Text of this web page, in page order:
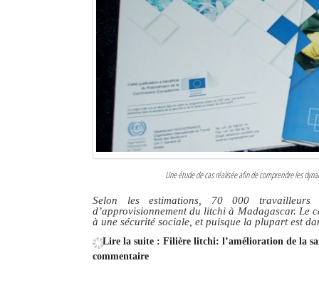
Une étude de cas réalisée afin de comprendre les
Selon les estimations, 70 000
d’approvisionnement du litchi à Madagascar.
à une sécurité sociale, et puisque la plupart est
Lire la suite : Filière litchi: l’amélioration de la
commentaire